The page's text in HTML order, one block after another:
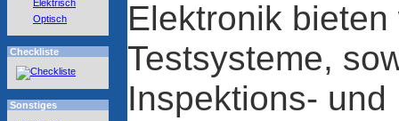
Elektrisch
Optisch
Checkliste
Sonstiges
Elektronik
Testsysteme,
Inspektions- und